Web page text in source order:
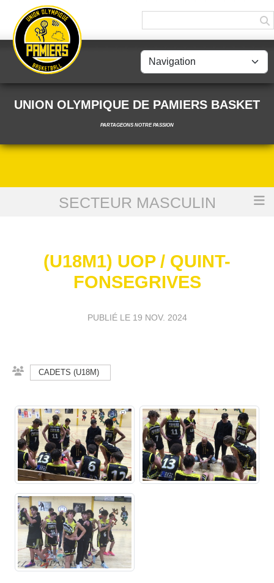
UNION OLYMPIQUE DE PAMIERS BASKET
PARTAGEONS NOTRE PASSION
SECTEUR MASCULIN
(U18M1) UOP / Quint-Fonsegrives
(U18M1) UOP / QUINT-
FONSEGRIVES
PUBLIÉ LE 19 NOV. 2024
CADETS (U18M)
Panneau de gestion des cookies